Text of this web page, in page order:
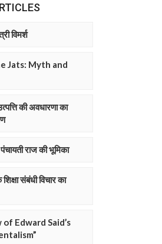
विमर्श
Jats: Myth and
की अवधारणा का
राज की भूमिका
संबंधी विचार का
Edward Said’s